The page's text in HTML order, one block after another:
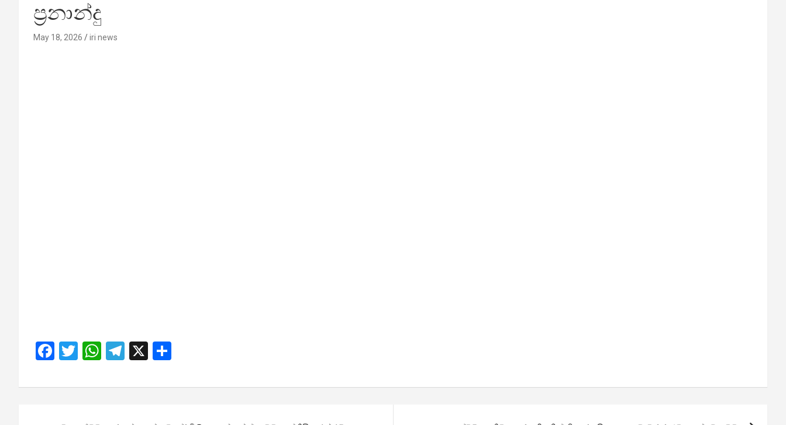
ප්‍රනාන්දු
May 18, 2026 iri news
F
ce
T
tt
W
at
T
e
X
ar